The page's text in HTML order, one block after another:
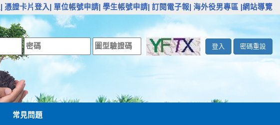
憑證卡片登入| 單位帳號申請| 學生帳號申請| 訂閱電子報| 海外役男專區 |網站導覽
登入 密碼重設
常見問題